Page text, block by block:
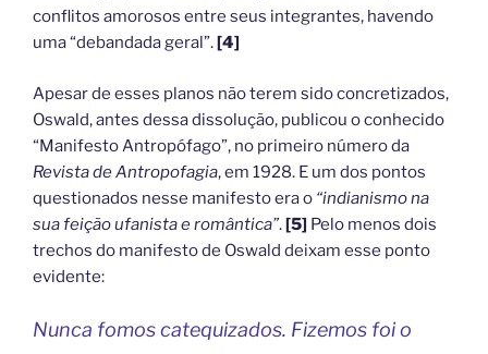
conflitos amorosos entre seus integrantes, havendo
uma “debandada geral”.[4]
Apesar de esses planos não terem sido concretizados,
Oswald, antes dessa dissolução, publicou o conhecido
“Manifesto Antropófago”, no primeiro número da
Revista de Antropofagia, em 1928. E um dos pontos
questionados nesse manifesto era o “indianismo na
sua feição ufanista e romântica”.[5] Pelo menos dois
trechos do manifesto de Oswald deixam esse ponto
evidente:
Nunca fomos catequizados. Fizemos foi o